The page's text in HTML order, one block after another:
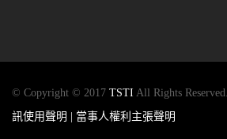
© Copyright © 2017 TSTI All Rights Reserved.
訊使用聲明 | 當事人權利主張聲明